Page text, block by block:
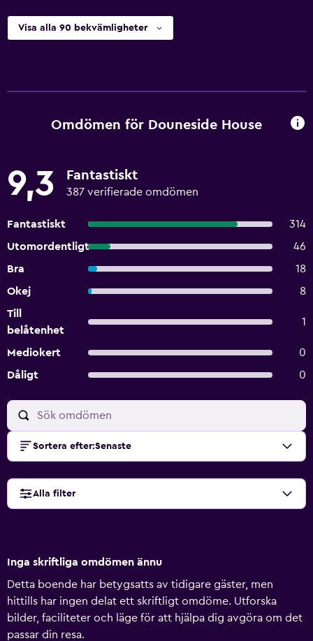
Visa alla 90 bekvämligheter
Omdömen för Douneside House
9,3 Fantastiskt
387 verifierade omdömen
Fantastiskt
314
Utomordentligt
46
Bra
18
Okej
8
Till
belåtenhet
1
Mediokert
0
Dåligt
0
Sortera efter:Senaste
Alla filter
Inga skriftliga omdömen ännu
Detta boende har betygsatts av tidigare gäster, men
hittills har ingen delat ett skriftligt omdöme. Utforska
bilder, faciliteter och läge för att hjälpa dig avgöra om det
passar din resa.